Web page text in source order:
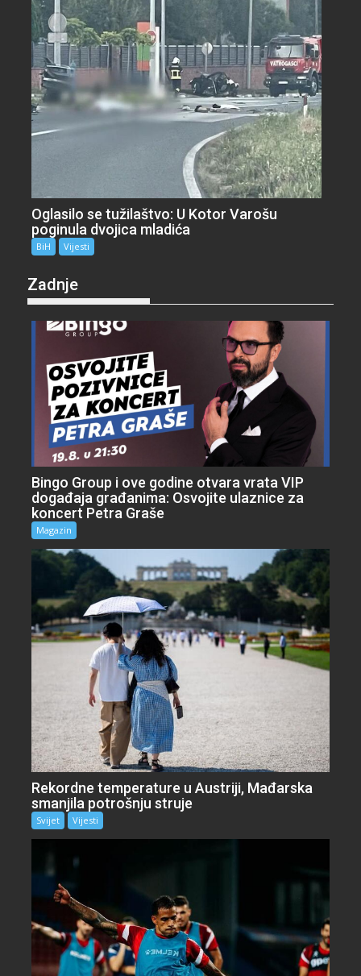
Oglasilo se tužilaštvo: U Kotor Varošu
poginula dvojica mladića
BiH Vijesti
Zadnje
Bingo Group i ove godine otvara vrata VIP
događaja građanima: Osvojite ulaznice za
koncert Petra Graše
Magazin
Rekordne temperature u Austriji, Mađarska
smanjila potrošnju struje
Svijet Vijesti